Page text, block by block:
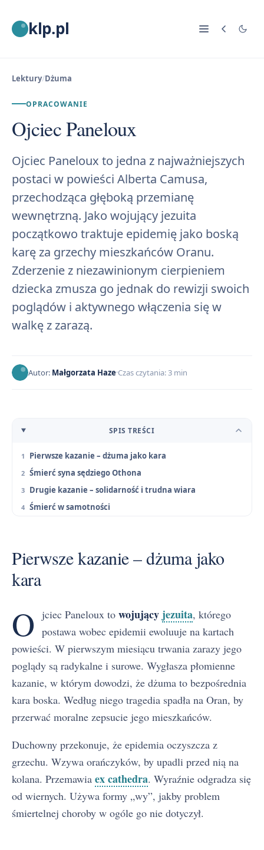
klp.pl
Lektury/Dżuma
OPRACOWANIE
Ojciec Paneloux
Ojciec Paneloux to jedna z najważniejszych
postaci w powieści Alberta Camusa,
przechodząca głęboką przemianę
wewnętrzną. Jako wojujący jezuita
początkowo traktuje epidemię jako boską
karę za grzechy mieszkańców Oranu.
Zderzenie z niezawinionym cierpieniem
dziecka zmusza go jednak do rewizji swoich
poglądów i aktywnego włączenia się w
walkę z zarazą.
Autor: Małgorzata Haze Czas czytania: 3 min
SPIS TREŚCI
Pierwsze kazanie – dżuma jako kara
Śmierć syna sędziego Othona
Drugie kazanie – solidarność i trudna wiara
Śmierć w samotności
Pierwsze kazanie – dżuma jako
kara
O jciec Paneloux to wojujący jezuita, którego
postawa wobec epidemii ewoluuje na kartach
powieści. W pierwszym miesiącu trwania zarazy jego
poglądy są radykalne i surowe. Wygłasza płomienne
kazanie, w którym dowodzi, że dżuma to bezpośrednia
kara boska. Według niego tragedia spadła na Oran, by
przerwać moralne zepsucie jego mieszkańców.
Duchowny przekonuje, że epidemia oczyszcza z
grzechu. Wzywa orańczyków, by upadli przed nią na
kolana. Przemawia ex cathedra. Wyraźnie odgradza się
od wiernych. Używa formy „wy”, jakby problem
śmiertelnej choroby w ogóle go nie dotyczył.